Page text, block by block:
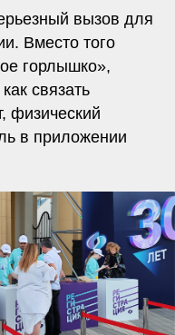
вызов для
Вместо того
горлышко»,
связать
физический
в приложении